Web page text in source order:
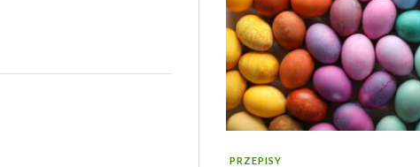
PRZEPISY